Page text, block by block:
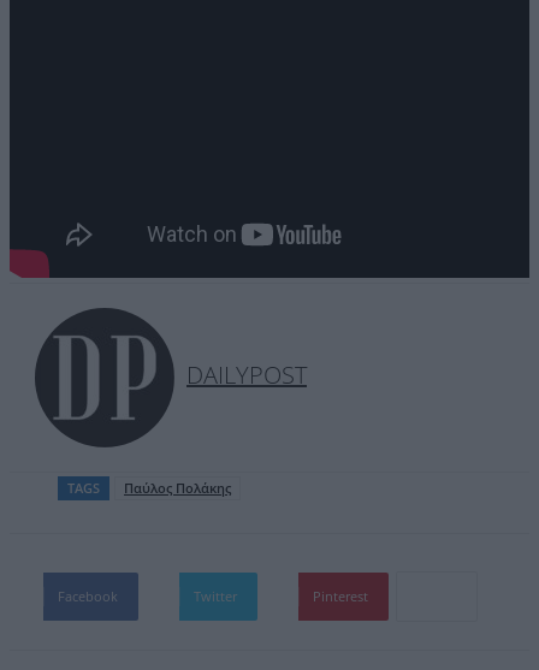
DAILYPOST
TAGS Παύλος Πολάκης
Facebook Twitter Pinterest